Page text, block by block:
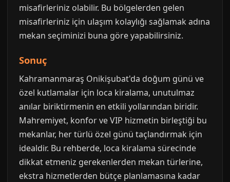
misafirleriniz olabilir. Bu bölgelerden gelen
misafirleriniz için ulaşım kolaylığı sağlamak adına
mekan seçiminizi buna göre yapabilirsiniz.
Sonuç
Kahramanmaraş Onikişubat'da doğum günü ve
özel kutlamalar için loca kiralama, unutulmaz
anılar biriktirmenin en etkili yollarından biridir.
Mahremiyet, konfor ve VIP hizmetin birleştiği bu
mekanlar, her türlü özel günü taçlandırmak için
idealdir. Bu rehberde, loca kiralama sürecinde
dikkat etmeniz gerekenlerden mekan türlerine,
ekstra hizmetlerden bütçe planlamasına kadar